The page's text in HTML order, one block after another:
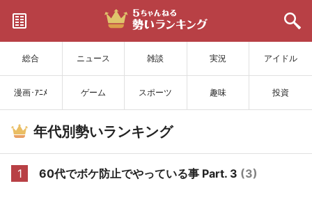
総合 ニュース 雑談 実況 アイドル
漫画･ｱﾆﾒ ゲーム スポーツ 趣味 投資
サイトを更新
年代別勢いランキング
1 60代でボケ防止でやっている事 Part. 3 (3)